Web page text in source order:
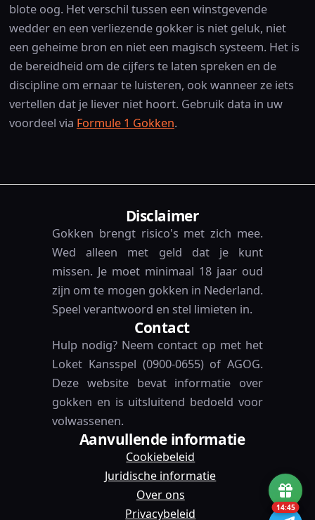
blote oog. Het verschil tussen een winstgevende
wedder en een verliezende gokker is niet geluk, niet
een geheime bron en niet een magisch systeem. Het is
de bereidheid om de cijfers te laten spreken en de
discipline om ernaar te luisteren, ook wanneer ze iets
vertellen dat je liever niet hoort. Gebruik data in uw
voordeel via Formule 1 Gokken.
Disclaimer
Gokken brengt risico's met zich mee.
Wed alleen met geld dat je kunt
missen. Je moet minimaal 18 jaar oud
zijn om te mogen gokken in Nederland.
Speel verantwoord en stel limieten in.
Contact
Hulp nodig? Neem contact op met het
Loket Kansspel (0900-0655) of AGOG.
Deze website bevat informatie over
gokken en is uitsluitend bedoeld voor
volwassenen.
Aanvullende informatie
Cookiebeleid
Juridische informatie
Over ons
Privacybeleid
14:45